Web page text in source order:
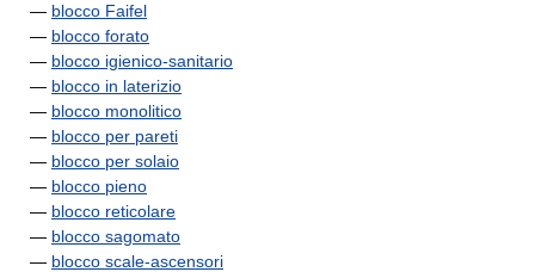
— blocco Faifel
— blocco forato
— blocco igienico-sanitario
— blocco in laterizio
— blocco monolitico
— blocco per pareti
— blocco per solaio
— blocco pieno
— blocco reticolare
— blocco sagomato
— blocco scale-ascensori